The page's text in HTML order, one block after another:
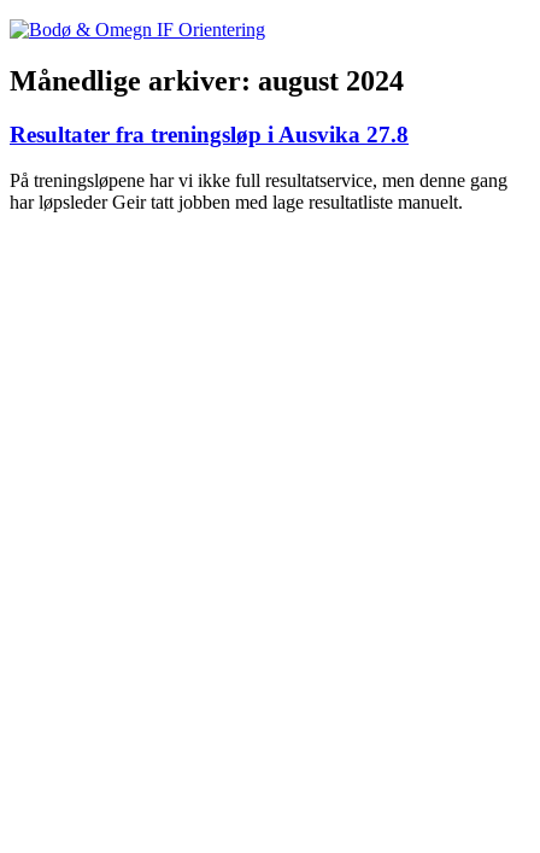
Månedlige arkiver: august 2024
Resultater fra treningsløp i Ausvika 27.8
På treningsløpene har vi ikke full resultatservice, men denne gang
har løpsleder Geir tatt jobben med lage resultatliste manuelt.